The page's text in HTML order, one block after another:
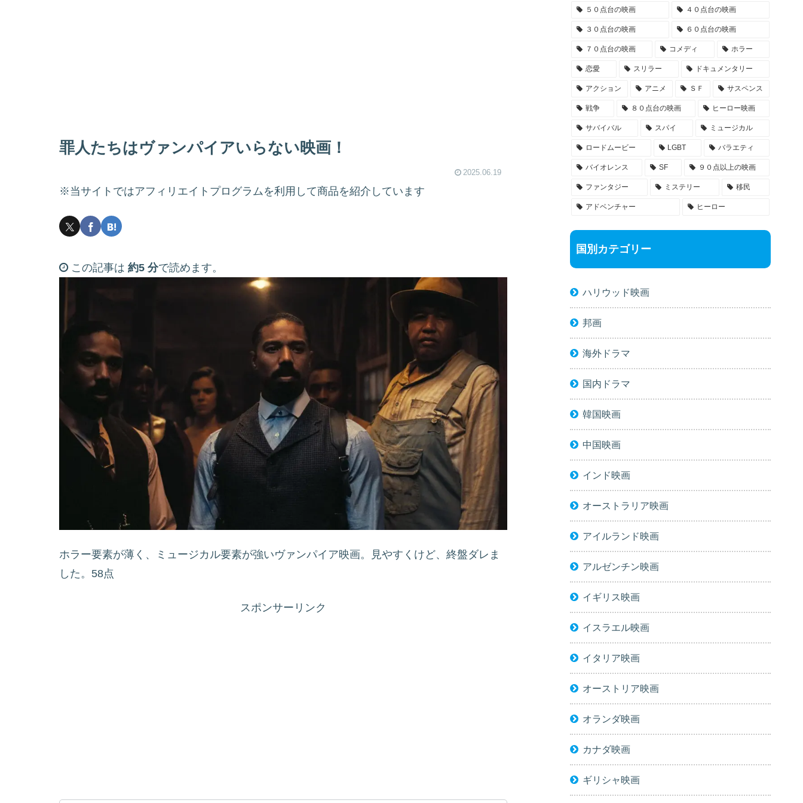
罪人たちはヴァンパイアいらない映画！
2025.06.19
※当サイトではアフィリエイトプログラムを利用して商品を紹介しています
この記事は 約5 分で読めます。
ホラー要素が薄く、ミュージカル要素が強いヴァンパイア映画。見やすくけど、終盤ダレま
した。58点
スポンサーリンク
５０点台の映画 ４０点台の映画
３０点台の映画 ６０点台の映画
７０点台の映画 コメディ ホラー
恋愛 スリラー ドキュメンタリー
アクション アニメ ＳＦ サスペンス
戦争 ８０点台の映画 ヒーロー映画
サバイバル スパイ ミュージカル
ロードムービー LGBT バラエティ
バイオレンス SF ９０点以上の映画
ファンタジー ミステリー 移民
アドベンチャー ヒーロー
国別カテゴリー
ハリウッド映画
邦画
海外ドラマ
国内ドラマ
韓国映画
中国映画
インド映画
オーストラリア映画
アイルランド映画
アルゼンチン映画
イギリス映画
イスラエル映画
イタリア映画
オーストリア映画
オランダ映画
カナダ映画
ギリシャ映画